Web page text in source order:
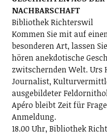
NACHBARSCHAFT
Bibliothek Richterswil
Kommen Sie mit auf
besonderen Art, lassen
hören anekdotische
zwitschernden Welt. Urs
Journalist,
ausgebildeter
Apéro bleibt Zeit für
Anmeldung.
18.00 Uhr, Bibliothek